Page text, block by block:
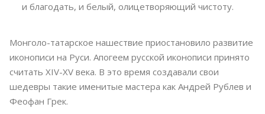
и благодать, и белый, олицетворяющий чистоту.
Монголо-татарское нашествие приостановило развитие
иконописи на Руси. Апогеем русской иконописи принято
считать XIV-XV века. В это время создавали свои
шедевры такие именитые мастера как Андрей Рублев и
Феофан Грек.